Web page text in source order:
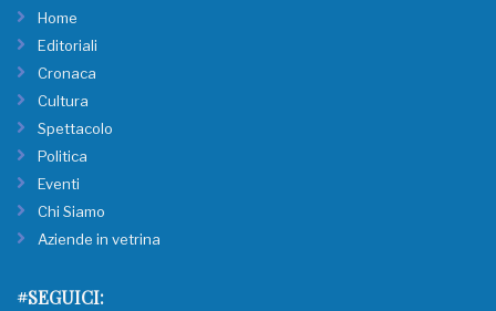
Home
Editoriali
Cronaca
Cultura
Spettacolo
Politica
Eventi
Chi Siamo
Aziende in vetrina
#SEGUICI: